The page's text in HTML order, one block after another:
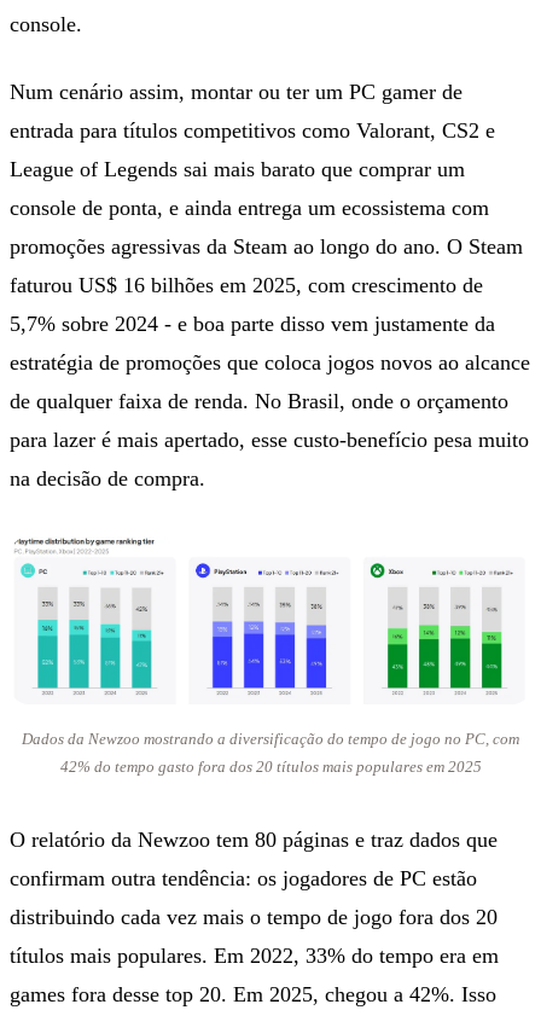
console.
Num cenário assim, montar ou ter um PC gamer de
entrada para títulos competitivos como Valorant, CS2 e
League of Legends sai mais barato que comprar um
console de ponta, e ainda entrega um ecossistema com
promoções agressivas da Steam ao longo do ano. O Steam
faturou US$ 16 bilhões em 2025, com crescimento de
5,7% sobre 2024 - e boa parte disso vem justamente da
estratégia de promoções que coloca jogos novos ao alcance
de qualquer faixa de renda. No Brasil, onde o orçamento
para lazer é mais apertado, esse custo-benefício pesa muito
na decisão de compra.
Dados da Newzoo mostrando a diversificação do tempo de jogo no PC, com
42% do tempo gasto fora dos 20 títulos mais populares em 2025
O relatório da Newzoo tem 80 páginas e traz dados que
confirmam outra tendência: os jogadores de PC estão
distribuindo cada vez mais o tempo de jogo fora dos 20
títulos mais populares. Em 2022, 33% do tempo era em
games fora desse top 20. Em 2025, chegou a 42%. Isso